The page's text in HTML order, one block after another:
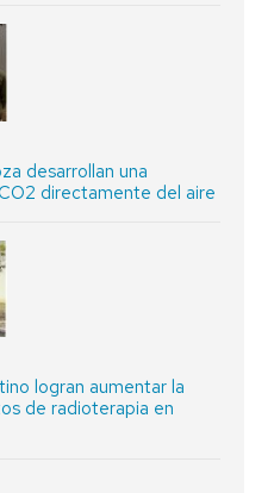
desarrollan una
directamente del aire
logran aumentar la
de radioterapia en